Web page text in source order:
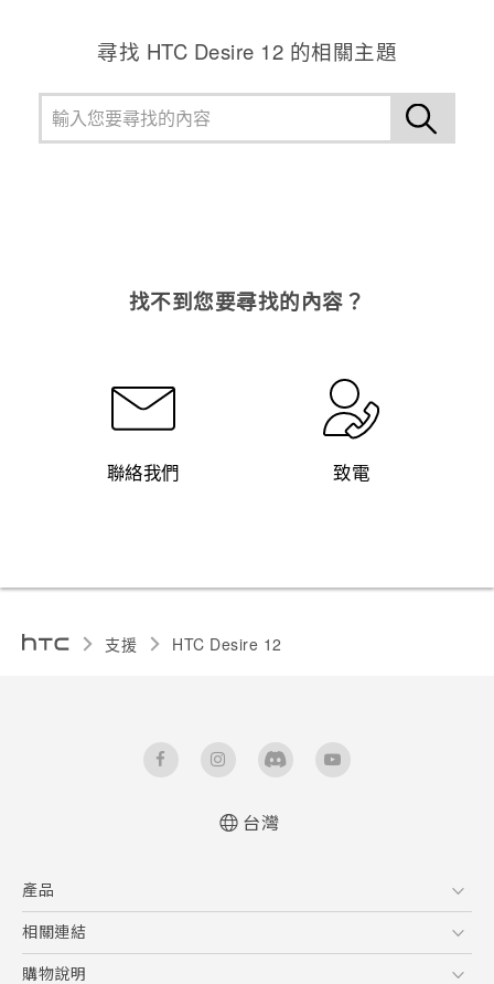
尋找 HTC Desire 12 的相關主題
找不到您要尋找的內容？
聯絡我們 致電
支援 HTC Desire 12‎
User manual
台灣
產品
5G
智慧型手機
相關連結
HTC Research
購物說明